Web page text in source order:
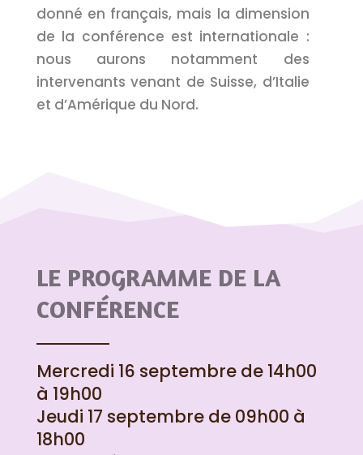
donné en français, mais la dimension
de la conférence est internationale :
nous aurons notamment des
intervenants venant de Suisse, d’Italie
et d’Amérique du Nord.
LE PROGRAMME DE LA
CONFÉRENCE
Mercredi 16 septembre de 14h00
à 19h00
Jeudi 17 septembre de 09h00 à
18h00